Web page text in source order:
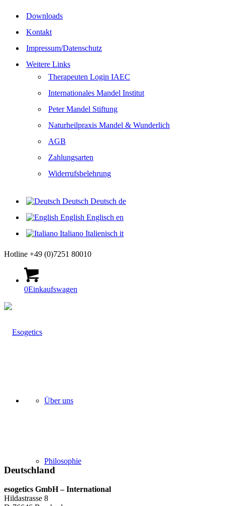
Downloads
Kontakt
Impressum/Datenschutz
Weitere Links
Therapeuten Login IAEC
Internationales Mandel Institut
Peter Mandel Stiftung
Naturheilpraxis Mandel & Wunderlich
AGB
Zahlungsarten
Widerrufsbelehrung
Deutsch Deutsch de
English Englisch en
Italiano Italienisch it
Hotline +49 (0)7251 80010
0Einkaufswagen
Über uns
Philosophie
Deutschland
esogetics GmbH – International
Hildastrasse 8